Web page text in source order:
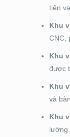
tiện
Khu
CNC,
Khu
được
Khu
và
Khu
lường